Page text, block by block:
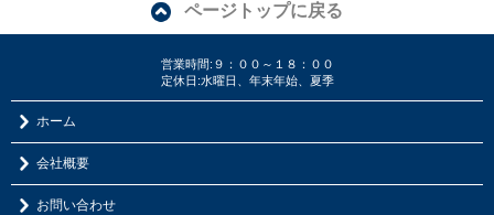
ページトップに戻る
営業時間:９：００～１８：００
定休日:水曜日、年末年始、夏季
ホーム
会社概要
お問い合わせ